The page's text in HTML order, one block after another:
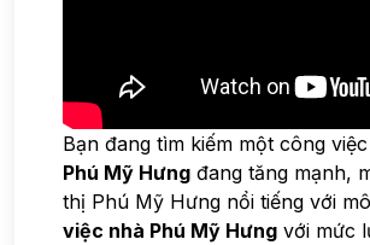
Bạn đang tìm kiếm một công
Phú Mỹ Hưng đang tăng mạnh,
thị Phú Mỹ Hưng nổi tiếng với
việc nhà Phú Mỹ Hưng với mức